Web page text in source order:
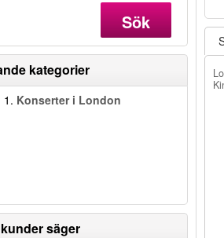
Sök
kategorier
1. Konserter i London
säger